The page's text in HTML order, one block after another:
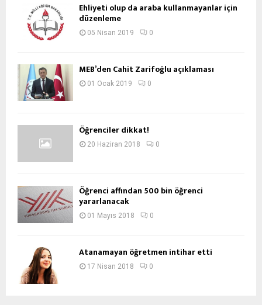
Ehliyeti olup da araba kullanmayanlar için
düzenleme
05 Nisan 2019 0
MEB’den Cahit Zarifoğlu açıklaması
01 Ocak 2019 0
Öğrenciler dikkat!
20 Haziran 2018 0
Öğrenci affından 500 bin öğrenci
yararlanacak
01 Mayıs 2018 0
Atanamayan öğretmen intihar etti
17 Nisan 2018 0